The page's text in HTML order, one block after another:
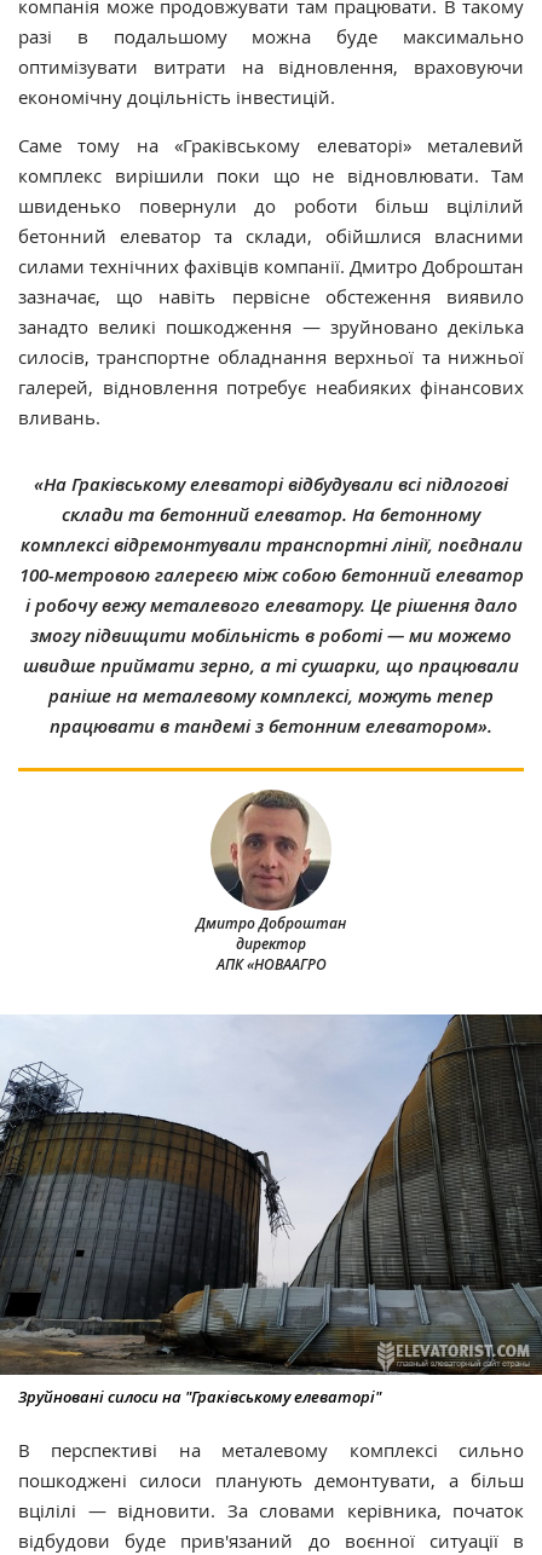
компанія може продовжувати там працювати. В такому
разі в подальшому можна буде максимально
оптимізувати витрати на відновлення, враховуючи
економічну доцільність інвестицій.
Саме тому на «Граківському елеваторі» металевий
комплекс вирішили поки що не відновлювати. Там
швиденько повернули до роботи більш вцілілий
бетонний елеватор та склади, обійшлися власними
силами технічних фахівців компанії. Дмитро Доброштан
зазначає, що навіть первісне обстеження виявило
занадто великі пошкодження — зруйновано декілька
силосів, транспортне обладнання верхньої та нижньої
галерей, відновлення потребує неабияких фінансових
вливань.
Дмитро Доброштан
директор
АПК «НОВААГРО
«На Граківському елеваторі відбудували всі підлогові
склади та бетонний елеватор. На бетонному
комплексі відремонтували транспортні лінії, поєднали
100-метровою галереєю між собою бетонний елеватор
і робочу вежу металевого елеватору. Це рішення дало
змогу підвищити мобільність в роботі — ми можемо
швидше приймати зерно, а ті сушарки, що працювали
раніше на металевому комплексі, можуть тепер
працювати в тандемі з бетонним елеватором».
Зруйновані силоси на "Граківському елеваторі"
В перспективі на металевому комплексі сильно
пошкоджені силоси планують демонтувати, а більш
вцілілі — відновити. За словами керівника, початок
відбудови буде прив'язаний до воєнної ситуації в